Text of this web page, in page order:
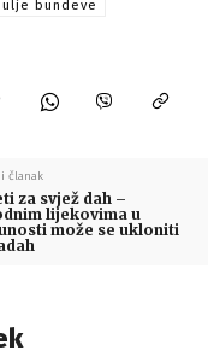
ulje bundeve
članak
za svjež dah –
lijekovima u
može se ukloniti